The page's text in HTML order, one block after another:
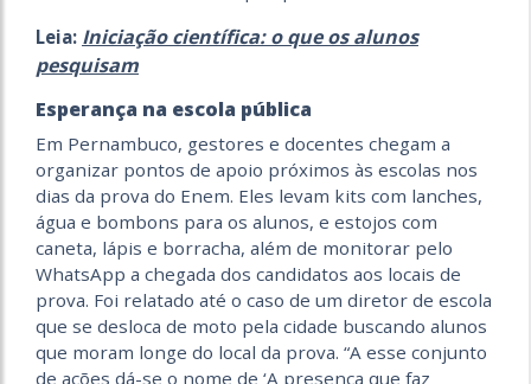
Leia: Iniciação científica: o que os alunos
pesquisam
Esperança na escola pública
Em Pernambuco, gestores e docentes chegam a
organizar pontos de apoio próximos às escolas nos
dias da prova do Enem. Eles levam kits com lanches,
água e bombons para os alunos, e estojos com
caneta, lápis e borracha, além de monitorar pelo
WhatsApp a chegada dos candidatos aos locais de
prova. Foi relatado até o caso de um diretor de escola
que se desloca de moto pela cidade buscando alunos
que moram longe do local da prova. “A esse conjunto
de ações dá-se o nome de ‘A presença que faz